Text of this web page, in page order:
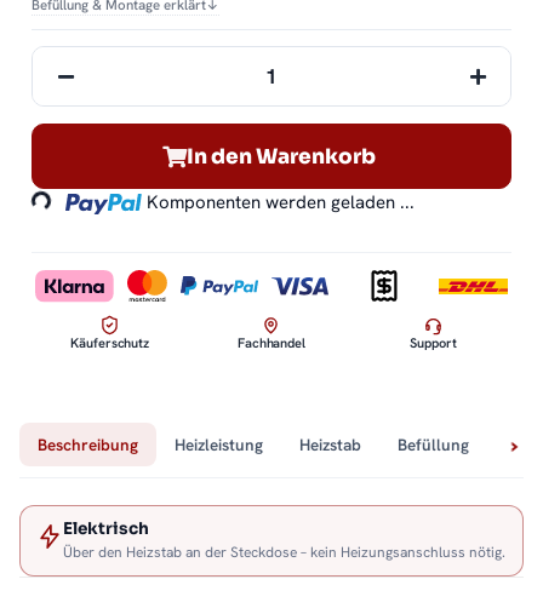
Befüllung & Montage erklärt↓
In den Warenkorb
Loading... Komponenten werden geladen ...
Käuferschutz Fachhandel Support
Beschreibung Heizleistung Heizstab Befüllung
Elektrisch
Über den Heizstab an der Steckdose – kein Heizungsanschluss nötig.